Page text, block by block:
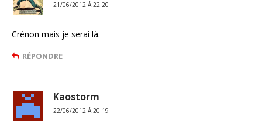
21/06/2012 Á 22:20
Crénon mais je serai là.
RÉPONDRE
Kaostorm
22/06/2012 Á 20:19